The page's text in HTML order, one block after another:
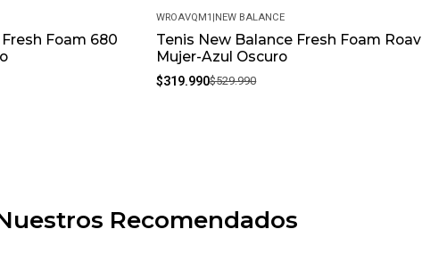
Foam 680
-40%
WROAVQM1 |NEW BALANCE
Tenis New Balance Fresh Foam Roav
Mujer-Azul Oscuro
$319.990$529.990
Recomendados